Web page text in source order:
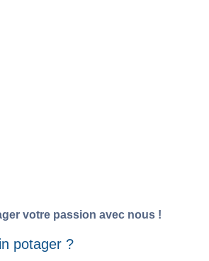
votre passion avec nous !
potager ?